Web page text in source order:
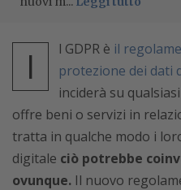
I l GDPR è il
protezione dei dati
inciderà su
offre beni o servizi in
tratta in qualche modo i
digitale ciò potrebbe
ovunque. Il nuovo